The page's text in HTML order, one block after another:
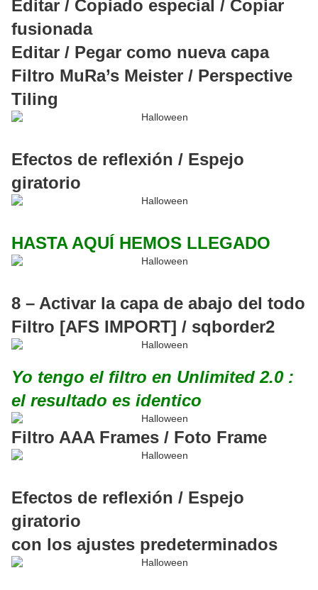
Editar / Copiado especial / Copiar
fusionada
Editar / Pegar como nueva capa
Filtro MuRa’s Meister / Perspective
Tiling
Efectos de reflexión / Espejo
giratorio
HASTA AQUÍ HEMOS LLEGADO
8 – Activar la capa de abajo del todo
Filtro [AFS IMPORT] / sqborder2
Yo tengo el filtro en Unlimited 2.0 :
el resultado es identico
Filtro AAA Frames / Foto Frame
Efectos de reflexión / Espejo
giratorio
con los ajustes predeterminados